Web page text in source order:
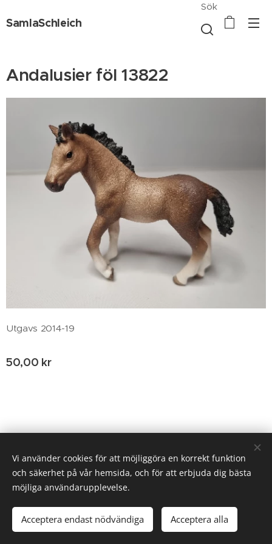
SamlaSchleich
Sök
Andalusier föl 13822
Utgavs 2014-19
50,00 kr
Lägg i kundvagnen
© 2020 Birgitta Helm, Broestorp 1175, 289 93 Broby
Cookies
Vi använder cookies för att möjliggöra en korrekt funktion
och säkerhet på vår hemsida, och för att erbjuda dig bästa
möjliga användarupplevelse.
Acceptera endast nödvändiga Acceptera alla